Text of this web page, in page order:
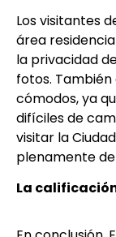
Los visitantes
área
la privacidad
fotos.
cómodos, ya
difíciles de
visitar la
plenamente
La